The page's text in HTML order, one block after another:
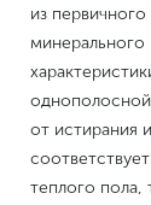
из
минерального
от истирания
теплого пола,